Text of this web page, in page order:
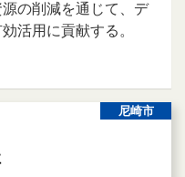
の削減を通じて、デ
活用に貢献する。
尼崎市